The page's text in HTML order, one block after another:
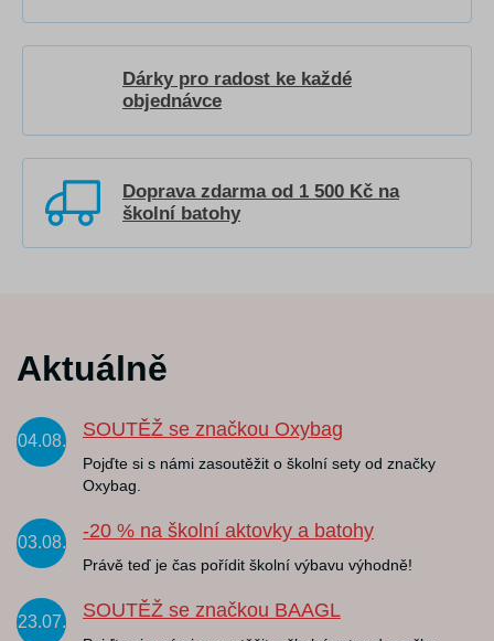
Dárky pro radost ke každé
objednávce
Doprava zdarma od 1 500 Kč na
školní batohy
Aktuálně
04.08.
SOUTĚŽ se značkou Oxybag
Pojďte si s námi zasoutěžit o školní sety od značky
Oxybag.
03.08.
-20 % na školní aktovky a batohy
Právě teď je čas pořídit školní výbavu výhodně!
23.07.
SOUTĚŽ se značkou BAAGL